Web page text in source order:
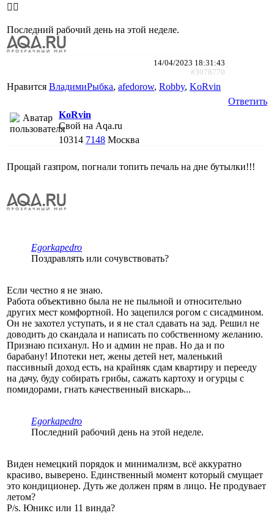
🤷‍♂️
Последний рабочий день на этой неделе.
14/04/2023 18:31:43
#3078770
Нравится ВладимиРыбка, afedorow, Robby, KoRvin
Ответить
KoRvin
Свой на Aqa.ru
10314 7148 Москва
Прощай газпром, погнали топить печаль на дне бутылки!!!
Egorkapedro
Поздравлять или сочувствовать?
Если честно я не знаю.
Работа объективно была не не пыльной и относительно
других мест комфортной. Но зацепился рогом с сисадмином.
Он не захотел уступать, и я не стал сдавать на зад. Решил не
доводить до скандала и написать по собственному желанию.
Признаю психанул. Но и админ не прав. Но да и по
барабану! Ипотеки нет, жены детей нет, маленький
пассивный доход есть, на крайняк сдам квартиру и перееду
на дачу, буду собирать грибы, сажать картоху и огурцы с
помидорами, гнать качественный вискарь...
Egorkapedro
Последний рабочий день на этой неделе.
Виден немецкий порядок и минимализм, всё аккуратно
красиво, выверено. Единственный момент который смущает
это кондиционер. Дуть же должен прям в лицо. Не продувает
летом?
P/s. Юникс или 11 винда?